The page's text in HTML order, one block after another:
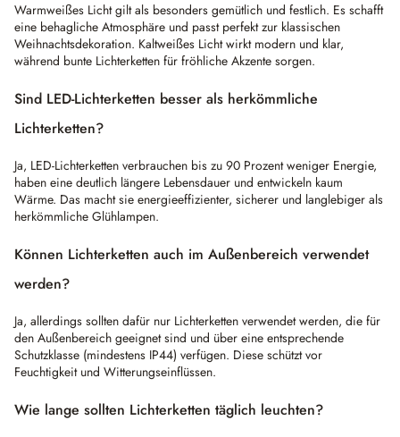
Warmweißes Licht gilt als besonders gemütlich und festlich. Es schafft
eine behagliche Atmosphäre und passt perfekt zur klassischen
Weihnachtsdekoration. Kaltweißes Licht wirkt modern und klar,
während bunte Lichterketten für fröhliche Akzente sorgen.
Sind LED-Lichterketten besser als herkömmliche
Lichterketten?
Ja, LED-Lichterketten verbrauchen bis zu 90 Prozent weniger Energie,
haben eine deutlich längere Lebensdauer und entwickeln kaum
Wärme. Das macht sie energieeffizienter, sicherer und langlebiger als
herkömmliche Glühlampen.
Können Lichterketten auch im Außenbereich verwendet
werden?
Ja, allerdings sollten dafür nur Lichterketten verwendet werden, die für
den Außenbereich geeignet sind und über eine entsprechende
Schutzklasse (mindestens IP44) verfügen. Diese schützt vor
Feuchtigkeit und Witterungseinflüssen.
Wie lange sollten Lichterketten täglich leuchten?